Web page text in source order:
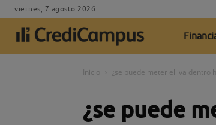
viernes, 7 agosto 2026
Inicio ¿se puede meter el iva dentro
¿se puede